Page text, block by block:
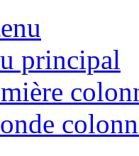
principal